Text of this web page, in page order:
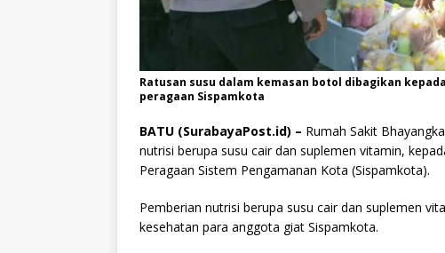
Ratusan susu dalam kemasan botol dibagikan
peragaan Sispamkota
BATU (SurabayaPost.id) – Rumah Sakit
nutrisi berupa susu cair dan suplemen vitamin,
Peragaan Sistem Pengamanan Kota (Sispamkota).
Pemberian nutrisi berupa susu cair dan suplemen
kesehatan para anggota giat Sispamkota.